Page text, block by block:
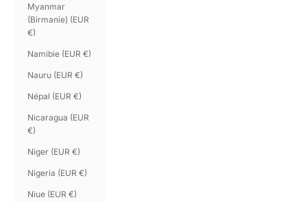
Myanmar
(Birmanie) (EUR
€)
Namibie (EUR €)
Nauru (EUR €)
Népal (EUR €)
Nicaragua (EUR
€)
Niger (EUR €)
Nigeria (EUR €)
Niue (EUR €)